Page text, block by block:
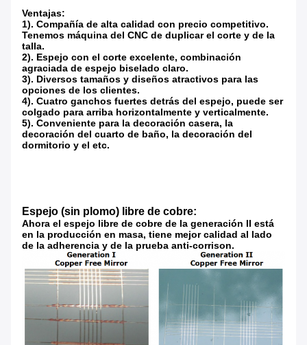
Ventajas:
1). Compañía de alta calidad con precio competitivo.
Tenemos máquina del CNC de duplicar el corte y de la
talla.
2). Espejo con el corte excelente, combinación
agraciada de espejo biselado claro.
3). Diversos tamaños y diseños atractivos para las
opciones de los clientes.
4). Cuatro ganchos fuertes detrás del espejo, puede ser
colgado para arriba horizontalmente y verticalmente.
5). Conveniente para la decoración casera, la
decoración del cuarto de baño, la decoración del
dormitorio y el etc.
Espejo (sin plomo) libre de cobre:
Ahora el espejo libre de cobre de la generación II está
en la producción en masa, tiene mejor calidad al lado
de la adherencia y de la prueba anti-corrison.